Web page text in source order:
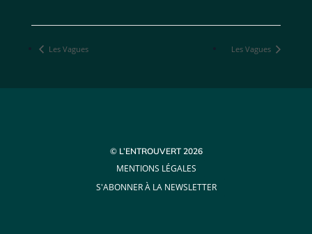
Les Vagues Les Vagues
© L’ENTROUVERT 2026
MENTIONS LÉGALES
S'ABONNER À LA NEWSLETTER